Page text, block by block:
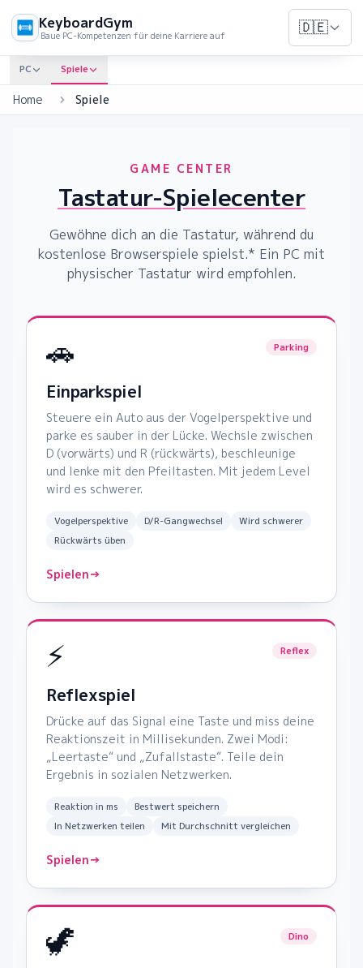
KeyboardGym
Baue PC-Kompetenzen für deine Karriere auf 🇩🇪
PC Spiele
Home Spiele
GAME CENTER
Tastatur-Spielecenter
Gewöhne dich an die Tastatur, während du
kostenlose Browserspiele spielst.* Ein PC mit
physischer Tastatur wird empfohlen.
🚗 Parking
Einparkspiel
Steuere ein Auto aus der Vogelperspektive und
parke es sauber in der Lücke. Wechsle zwischen
D (vorwärts) und R (rückwärts), beschleunige
und lenke mit den Pfeiltasten. Mit jedem Level
wird es schwerer.
Vogelperspektive D/R-Gangwechsel
Wird schwerer
Rückwärts üben
Spielen→
⚡ Reflex
Reflexspiel
Drücke auf das Signal eine Taste und miss deine
Reaktionszeit in Millisekunden. Zwei Modi:
„Leertaste“ und „Zufallstaste“. Teile dein
Ergebnis in sozialen Netzwerken.
Reaktion in ms
Bestwert speichern
In Netzwerken teilen
Mit Durchschnitt vergleichen
Spielen→
🦖 Dino